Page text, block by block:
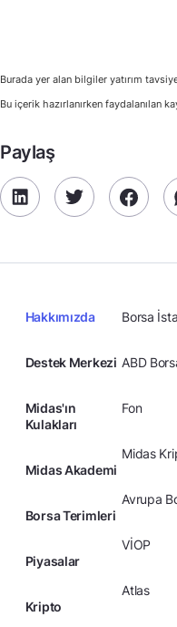
Burada yer alan bilgiler yatırım
Bu içerik hazırlanırken faydalanılan
Paylaş
Hakkımızda
Destek Merkezi
Midas'ın
Kulakları
Midas Akademi
Borsa Terimleri
Piyasalar
Kripto
Borsa
ABD
Fon
Midas
Avrupa
VİOP
Atlas